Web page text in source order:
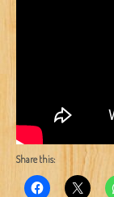
Share this: